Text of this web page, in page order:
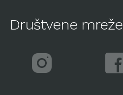
Društvene mreže